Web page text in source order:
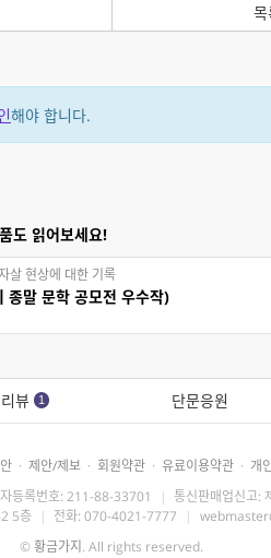
목
해야 합니다.
도 읽어보세요!
살 현상에 대한 기록
종말 문학 공모전 우수작)
리뷰 1 단문응원
· 제안/제보 · 회원약관 · 유료이용약관 · 개
등록번호: 211-88-33701 | 통신판매업신고:
5층 | 전화: 070-4021-7777 |
©황금가지 . All rights reserved.